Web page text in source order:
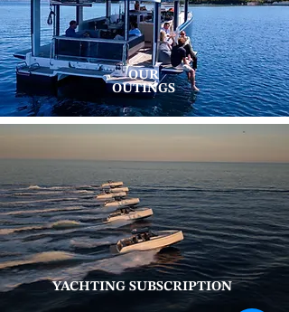
OUR
OUTINGS
YACHTING SUBSCRIPTION